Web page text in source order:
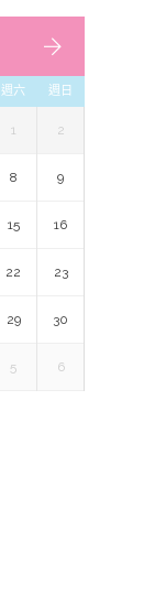
週六 週日
1 2
8 9
15 16
22 23
29 30
5 6